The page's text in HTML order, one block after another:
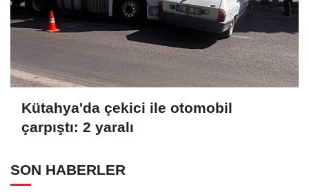
Kütahya'da çekici ile otomobil
çarpıştı: 2 yaralı
SON HABERLER